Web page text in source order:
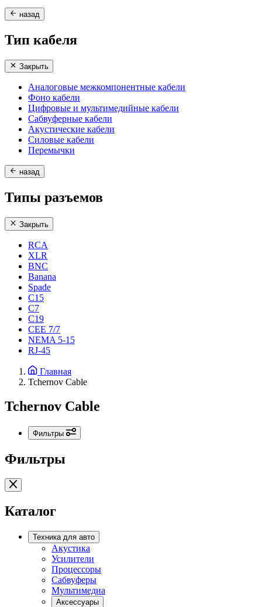
назад
Тип кабеля
Закрыть
Аналоговые межкомпонентные кабели
Фоно кабели
Цифровые и мультимедийные кабели
Сабвуферные кабели
Акустические кабели
Силовые кабели
Перемычки
назад
Типы разъемов
Закрыть
RCA
XLR
BNC
Banana
Spade
C15
С7
C19
CEE 7/7
NEMA 5-15
RJ-45
Главная
Tchernov Cable
Tchernov Cable
Фильтры
Фильтры
Каталог
Техника для авто
Акустика
Усилители
Процессоры
Сабвуферы
Мультимедиа
Аксессуары